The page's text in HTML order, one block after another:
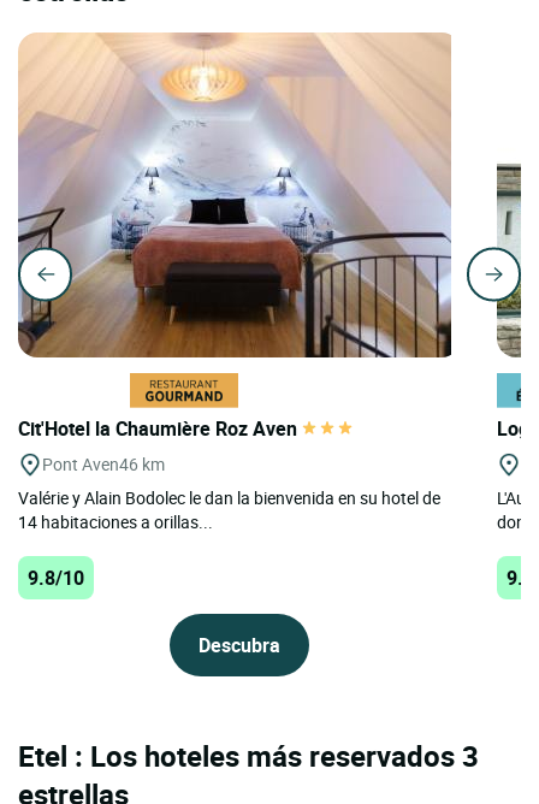
Cit'Hotel la Chaumière Roz Aven
Pont Aven46 km
Valérie y Alain Bodolec le dan la bienvenida en su hotel de
14 habitaciones a orillas...
9.8/10
Descubra
Etel : Los hoteles más reservados 3
estrellas